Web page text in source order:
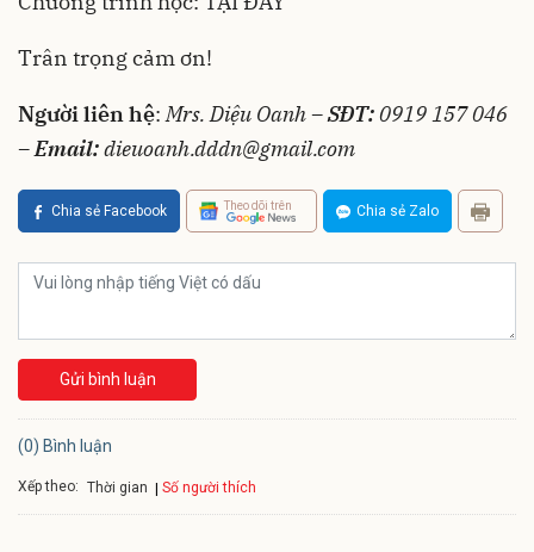
Trân trọng cảm ơn!
Người liên hệ:Mrs. Diệu Oanh –SĐT:0919 157 046
–Email:dieuoanh.dddn@gmail.com
Chia sẻ Facebook Theo dõi trên Chia sẻ Zalo
Gửi bình luận
(0) Bình luận
Xếp theo: Thời gian Số người thích